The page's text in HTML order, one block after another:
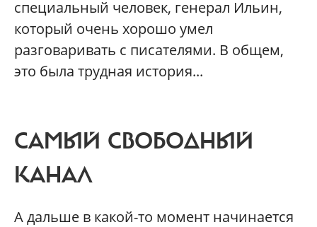
специальный человек, генерал Ильин,
который очень хорошо умел
разговаривать с писателями. В общем,
это была трудная история...
САМЫЙ СВОБОДНЫЙ
КАНАЛ
А дальше в какой-то момент начинается